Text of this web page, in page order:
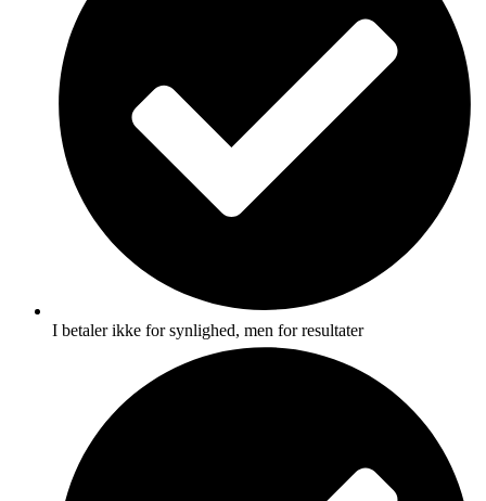
I betaler ikke for synlighed, men for resultater